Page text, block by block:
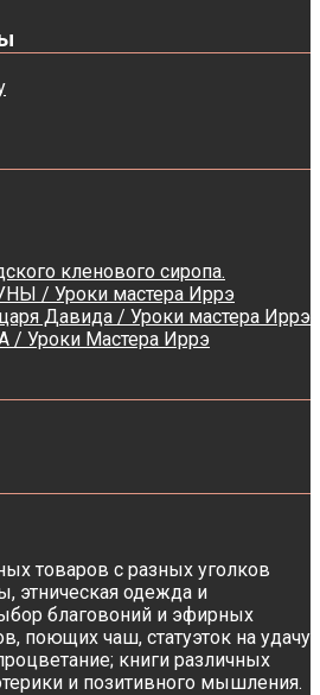
кленового сиропа.
/ Уроки мастера Иррэ
Давида / Уроки мастера Иррэ
Уроки Мастера Иррэ
товаров с разных уголков
этническая одежда и
благовоний и эфирных
поющих чаш, статуэток на удачу
книги различных
и позитивного мышления.